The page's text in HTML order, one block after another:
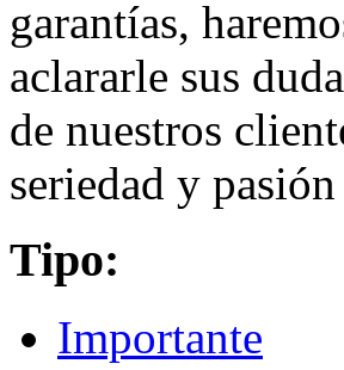
garantías,
aclararle sus
de nuestros
seriedad y
Tipo:
Importante